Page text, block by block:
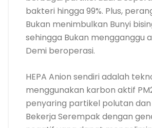
Bekerja Serempak dengan
negatif yang dapat
dan bau hingga 99%.
Proses tersebut bekerja dalam
saja! Sementara area
mencapai 6m2, yang
menjangkau seluruh area